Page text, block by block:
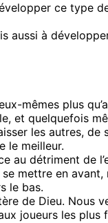
ce type
aussi à
mêmes plus
et quelquefois
les autres, de
le meilleur.
au détriment de
mettre en
le bas.
de Dieu. Nous
joueurs les plus